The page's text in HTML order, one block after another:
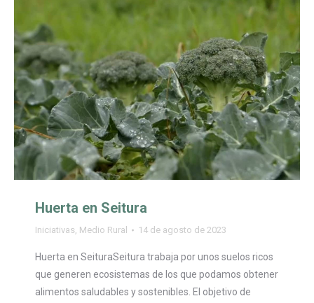
Huerta en Seitura
Iniciativas, Medio Rural 14 de agosto de 2023
Huerta en SeituraSeitura trabaja por unos suelos ricos
que generen ecosistemas de los que podamos obtener
alimentos saludables y sostenibles. El objetivo de